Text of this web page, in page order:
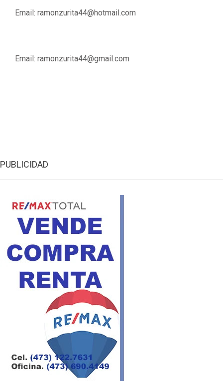
Email: ramonzurita44@hotmail.com
Email: ramonzurita44@gmail.com
PUBLICIDAD